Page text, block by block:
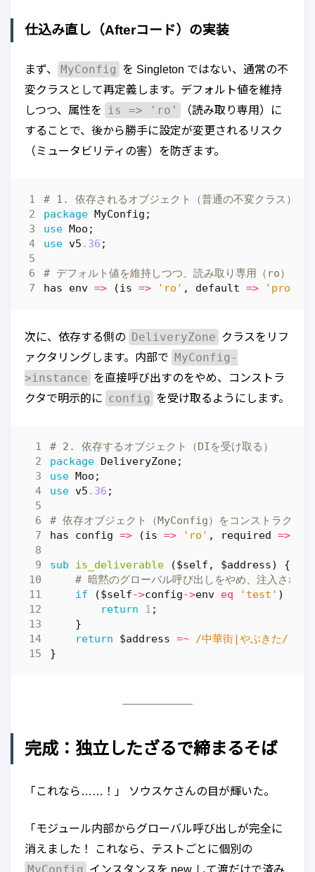
仕込み直し（Afterコード）の実装
まず、 MyConfig
を Singleton ではない、通常の不
変クラスとして再定義します。デフォルト値を維持
しつつ、属性を
is => 'ro'
（読み取り専用）に
することで、後から勝手に設定が変更されるリスク
（ミュータビリティの害）を防ぎます。
# 1. 依存されるオブジェクト（普通の不変クラス）
package MyConfig ;
use Moo ;
use v5 .36 ;
# デフォルト値を維持しつつ、読み取り専用（ro）にし
has
env => (is => 'ro' , default =>
次に、依存する側の DeliveryZone クラスをリフ
ァクタリングします。内部で MyConfig-
>instance を直接呼び出すのをやめ、コンストラ
クタで明示的に config を受け取るようにします。
# 2. 依存するオブジェクト（DIを受け取る）
package DeliveryZone;
use Moo ;
use v5 .36 ;
# 依存オブジェクト（MyConfig）をコンストラクタ
has
config => (is => 'ro' , required =>
sub is_deliverable
($self, $address) {
# 暗黙のグローバル呼び出しをやめ、注入された
if
($self->config->env eq 'test' )
return
1 ;
}
return
$address =~ /中華街|やぶきた/
}
完成：独立したざるで締まるそば
「これなら……！」 ソウスケさんの目が輝いた。
「モジュール内部からグローバル呼び出しが完全に
消えました！ これなら、テストごとに個別の
インスタンスを new して渡だけで済み